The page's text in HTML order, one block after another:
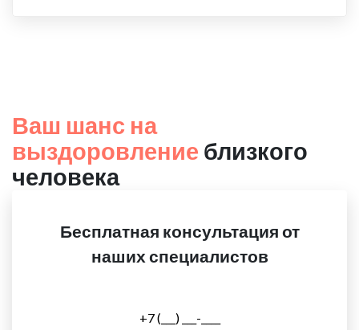
Ваш шанс на
выздоровление близкого
человека
Бесплатная консультация от
наших специалистов